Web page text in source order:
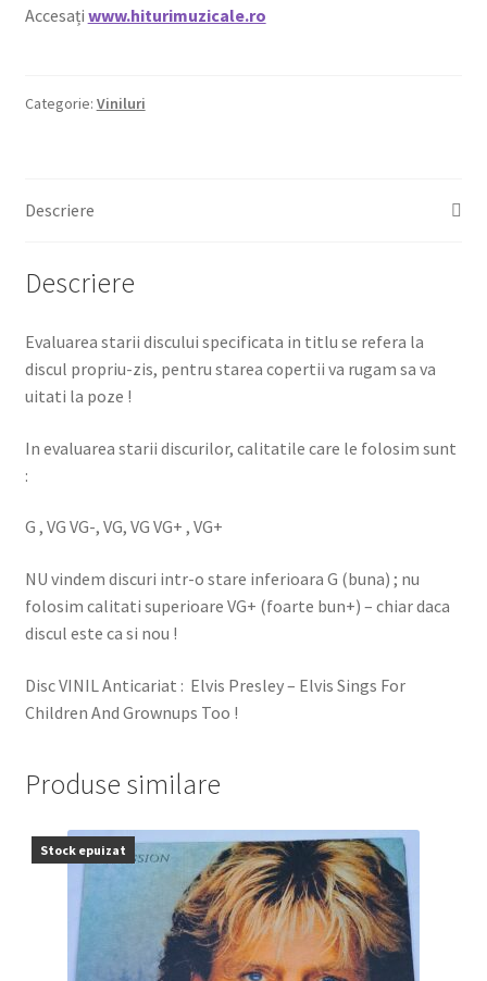
Accesați www.hiturimuzicale.ro
Categorie: Viniluri
Descriere
Descriere
Evaluarea starii discului specificata in titlu se refera la
discul propriu-zis, pentru starea copertii va rugam sa va
uitati la poze !
In evaluarea starii discurilor, calitatile care le folosim sunt
:
G , VG VG-, VG, VG VG+ , VG+
NU vindem discuri intr-o stare inferioara G (buna) ; nu
folosim calitati superioare VG+ (foarte bun+) – chiar daca
discul este ca si nou !
Disc VINIL Anticariat : Elvis Presley – Elvis Sings For
Children And Grownups Too !
Produse similare
Stock epuizat